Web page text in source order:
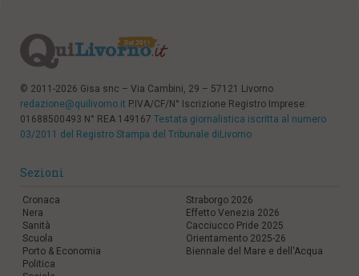
© 2011-2026 Gisa snc – Via Cambini, 29 – 57121 Livorno
redazione@quilivorno.it P.IVA/CF/N° Iscrizione Registro Imprese:
01688500493 N° REA 149167 Testata giornalistica iscritta al numero
03/2011 del Registro Stampa del Tribunale diLivorno
Sezioni
Cronaca
Nera
Sanità
Scuola
Porto & Economia
Politica
Straborgo 2026
Effetto Venezia 2026
Cacciucco Pride 2025
Orientamento 2025-26
Biennale del Mare e dell'Acqua